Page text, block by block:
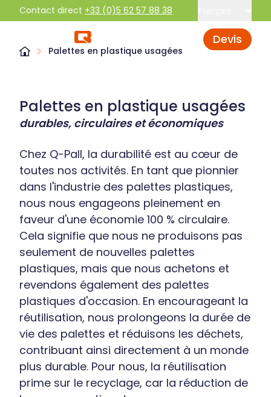
Contact direct +33 (0)5 62 57 88 38
Devis
Palettes en plastique usagées
Palettes en plastique usagées
durables, circulaires et économiques
Chez Q-Pall, la durabilité est au cœur de
toutes nos activités. En tant que pionnier
dans l'industrie des palettes plastiques,
nous nous engageons pleinement en
faveur d'une économie 100 % circulaire.
Cela signifie que nous ne produisons pas
seulement de nouvelles palettes
plastiques, mais que nous achetons et
revendons également des palettes
plastiques d'occasion. En encourageant la
réutilisation, nous prolongeons la durée de
vie des palettes et réduisons les déchets,
contribuant ainsi directement à un monde
plus durable. Pour nous, la réutilisation
prime sur le recyclage, car la réduction de